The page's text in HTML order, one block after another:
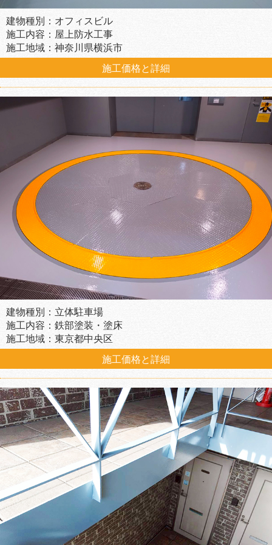
建物種別：オフィスビル
施工内容：屋上防水工事
施工地域：神奈川県横浜市
施工価格と詳細
建物種別：立体駐車場
施工内容：鉄部塗装・塗床
施工地域：東京都中央区
施工価格と詳細